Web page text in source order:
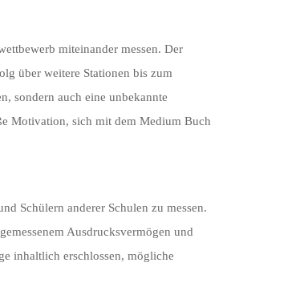
miteinander messen. Der
über weitere Stationen bis zum
sondern auch eine unbekannte
Motivation, sich mit dem Medium Buch
Schülern anderer Schulen zu messen.
Ausdrucksvermögen und
inhaltlich erschlossen, mögliche